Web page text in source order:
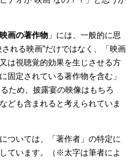
映画の著作物 」には、一般的に思
れる映画”だけではなく、「 映画
は視聴覚的効果を生じさせる方
固定されている著作物を含む 」
ため、披露宴の映像はもちろ
ども含まれると考えられていま
ついては、「著作者」の特定に
ています。（※太字は筆者によ